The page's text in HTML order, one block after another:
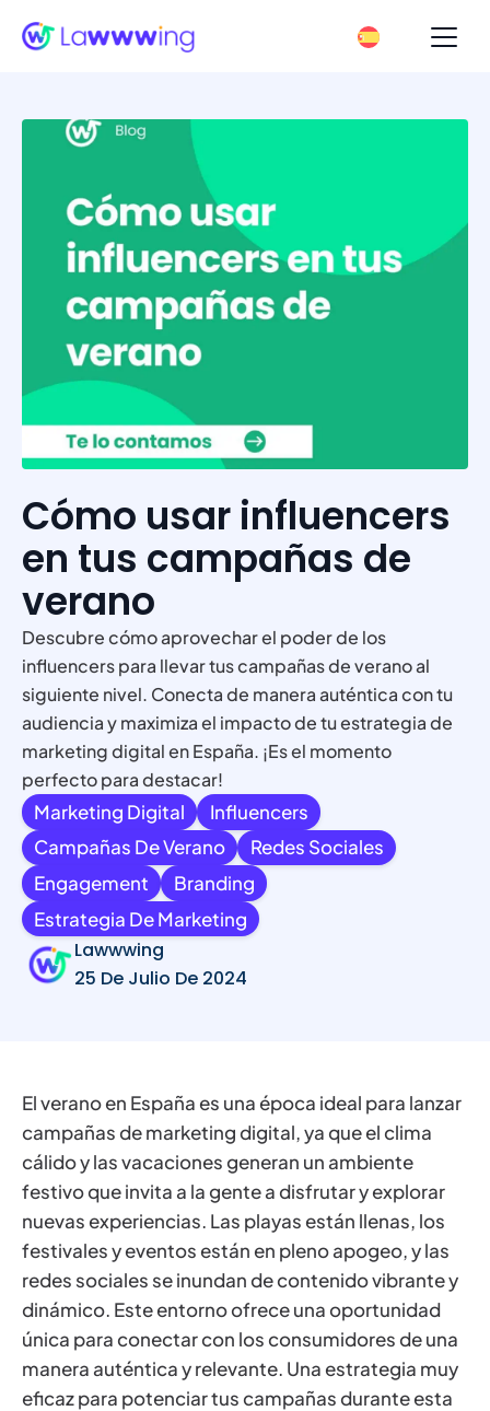
Cómo usar influencers
en tus campañas de
verano
Descubre cómo aprovechar el poder de los
influencers para llevar tus campañas de verano al
siguiente nivel. Conecta de manera auténtica con tu
audiencia y maximiza el impacto de tu estrategia de
marketing digital en España. ¡Es el momento
perfecto para destacar!
Marketing Digital
Influencers
Campañas De Verano
Redes Sociales
Engagement
Branding
Estrategia De Marketing
Lawwwing
25 De Julio De 2024
El verano en España es una época ideal para lanzar
campañas de marketing digital, ya que el clima
cálido y las vacaciones generan un ambiente
festivo que invita a la gente a disfrutar y explorar
nuevas experiencias. Las playas están llenas, los
festivales y eventos están en pleno apogeo, y las
redes sociales se inundan de contenido vibrante y
dinámico. Este entorno ofrece una oportunidad
única para conectar con los consumidores de una
manera auténtica y relevante. Una estrategia muy
eficaz para potenciar tus campañas durante esta